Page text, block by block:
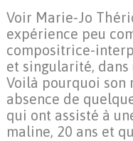
Voir Marie-Jo
expérience peu
compositrice-
et singularité,
Voilà pourquoi son
absence de
qui ont assisté à
maline, 20 ans et